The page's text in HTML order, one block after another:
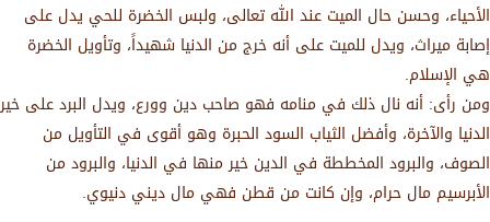
الأحياء، وحسن حال الميت عند الله تعالى، ولبس الخضرة للحي يدل على
إصابة ميراث، ويدل للميت على أنه خرج من الدنيا شهيداً، وتأويل الخضرة
هي الإسلام.
ومن رأى: أنه نال ذلك في منامه فهو صاحب دين وورع، ويدل البرد على خير
الدنيا والآخرة، وأفضل الثياب السود الحبرة وهو أقوى في التأويل من
الصوف، والبرود المخططة في الدين خير منها في الدنيا، والبرود من
الأبرسيم مال حرام، وإن كانت من قطن فهي مال ديني دنيوي.